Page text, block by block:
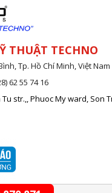
THUẬT TECHNO
Tp. Hồ Chí Minh, Việt Nam
62 55 74 16
str.,, Phuoc My ward, Son